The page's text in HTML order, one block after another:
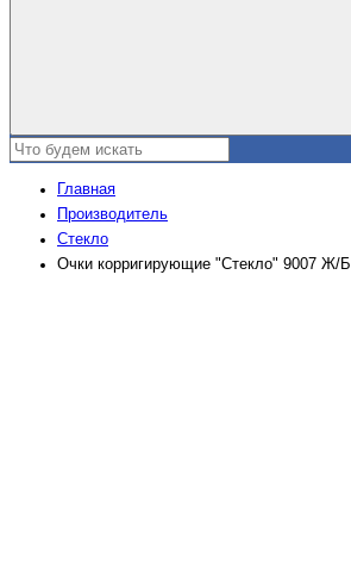
Главная
Производитель
Стекло
Очки корригирующие "Стекло" 9007 Ж/Б